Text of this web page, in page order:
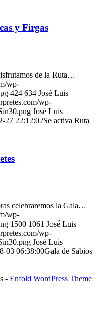
y Firgas
de la Ruta…
wp-
424 634 José Luis
wp-
José Luis
27 22:12:02Se activa Ruta
celebraremos la Gala…
wp-
1500 1061 José Luis
wp-
José Luis
03 06:38:00Gala de Sabios
- Enfold WordPress Theme